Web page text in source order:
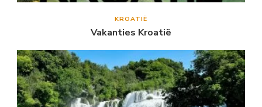
KROATIË
Vakanties Kroatië